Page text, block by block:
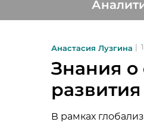
Анастасия Лузгина
Знания о
В рамках